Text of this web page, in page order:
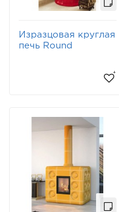
Изразцовая круглая
печь Round